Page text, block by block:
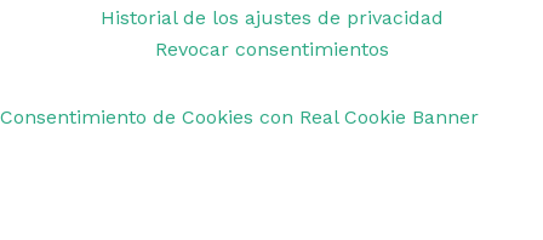
Historial de los ajustes de privacidad
Revocar consentimientos
Consentimiento de Cookies con Real Cookie Banner